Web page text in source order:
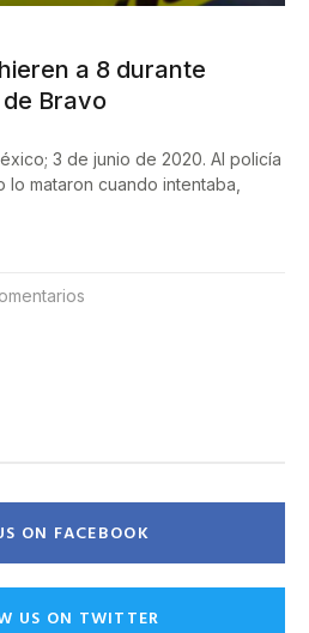
a 8 durante
Bravo
3 de junio de 2020. Al policía
lo mataron cuando intentaba,
ON FACEBOOK
US ON TWITTER